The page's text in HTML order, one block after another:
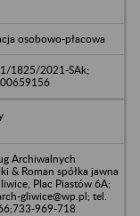
osobowo-płacowa
1825/2021-SAk;
Archiwalnych
& Roman spółka jawna
Plac Piastów 6A;
gliwice@wp.pl; tel.
969-718